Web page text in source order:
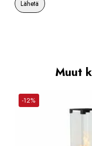
Muut
-12%